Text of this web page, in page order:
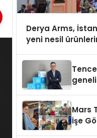
Derya Arms,
yeni nesil
Mars
İşe